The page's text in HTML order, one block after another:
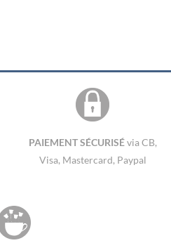
PAIEMENT SÉCURISÉvia CB,
Visa, Mastercard, Paypal